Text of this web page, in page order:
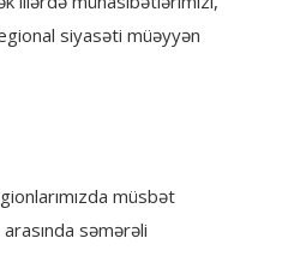
siyasəti müəyyən
müsbət
səmərəli